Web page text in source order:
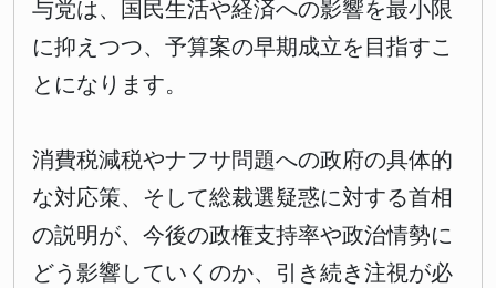
与党は、国民生活や経済への影響を最小限
に抑えつつ、予算案の早期成立を目指すこ
とになります。
消費税減税やナフサ問題への政府の具体的
な対応策、そして総裁選疑惑に対する首相
の説明が、今後の政権支持率や政治情勢に
どう影響していくのか、引き続き注視が必